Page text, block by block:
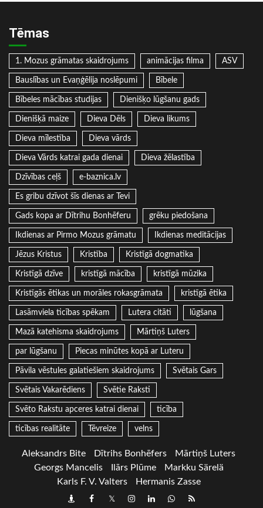
Tēmas
1. Mozus grāmatas skaidrojums animācijas filma ASV
Bauslības un Evaņģēlija noslēpumi Bībele
Bībeles mācības studijas Dienišķo lūgšanu gads
Dienišķā maize Dieva Dēls Dieva likums
Dieva mīlestība Dieva vārds
Dieva Vārds katrai gada dienai Dieva žēlastība
Dzīvības ceļš e-baznica.lv
Es gribu dzīvot šīs dienas ar Tevi
Gads kopa ar Dītrihu Bonhēferu grēku piedošana
Ikdienas ar Pirmo Mozus grāmatu Ikdienas meditācijas
Jēzus Kristus Kristība Kristīgā dogmatika
Kristīgā dzīve kristīgā mācība kristīgā mūzika
Kristīgās ētikas un morāles rokasgrāmata kristīgā ētika
Lasāmviela ticības spēkam Lutera citāti lūgšana
Mazā katehisma skaidrojums Mārtiņš Luters
par lūgšanu Piecas minūtes kopā ar Luteru
Pāvila vēstules galatiešiem skaidrojums Svētais Gars
Svētais Vakarēdiens Svētie Raksti
Svēto Rakstu apceres katrai dienai ticība
ticības realitāte Tēvreize velns
Aleksandrs Bite Dītrihs Bonhēfers
Mārtiņš Luters
Georgs Mancelis
Ilārs Plūme
Markku Särelä
Karls F. V. Valters
Hermanis Zasse
DraugiemFacebook
TwitterInstagram
LinkedInwhatsapp
RSS